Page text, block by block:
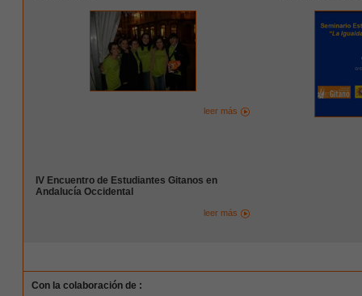
leer más
IV Encuentro de Estudiantes Gitanos en
Andalucía Occidental
leer más
Con la colaboración de :